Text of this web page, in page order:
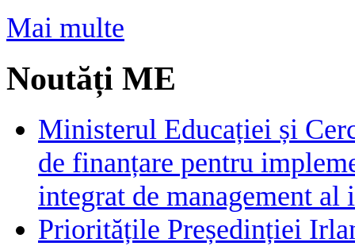
Mai multe
Noutăți ME
Ministerul Educației și
de finanțare pentru
integrat de management
Prioritățile Președinției